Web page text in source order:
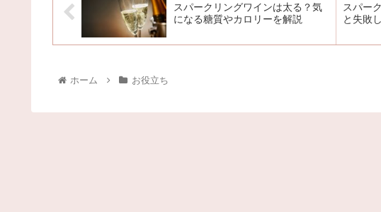
スパークリングワインは太る？気
になる糖質やカロリーを解説
スパー
と失敗
ホーム お役立ち